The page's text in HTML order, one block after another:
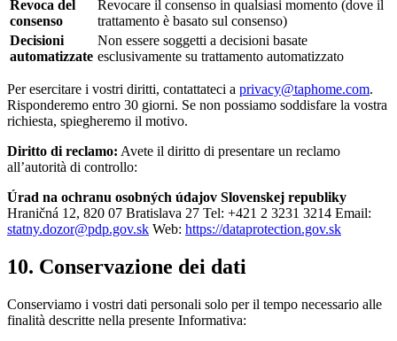
Revoca del
consenso
Revocare il consenso in qualsiasi momento (dove il
trattamento è basato sul consenso)
Decisioni
automatizzate
Non essere soggetti a decisioni basate
esclusivamente su trattamento automatizzato
Per esercitare i vostri diritti, contattateci a privacy@taphome.com.
Risponderemo entro 30 giorni. Se non possiamo soddisfare la vostra
richiesta, spiegheremo il motivo.
Diritto di reclamo: Avete il diritto di presentare un reclamo
all’autorità di controllo:
Úrad na ochranu osobných údajov Slovenskej republiky
Hraničná 12, 820 07 Bratislava 27 Tel: +421 2 3231 3214 Email:
statny.dozor@pdp.gov.sk Web: https://dataprotection.gov.sk
10. Conservazione dei dati
Conserviamo i vostri dati personali solo per il tempo necessario alle
finalità descritte nella presente Informativa: